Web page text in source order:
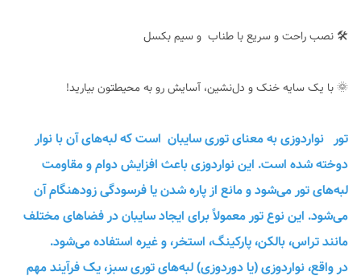
🛠 نصب راحت و سریع با طناب و سیم بکسل
🌞 با یک سایه خنک و دل‌نشین، آسایش رو به محیطتون بیارید!
تور نواردوزی به معنای توری سایبان است که لبه‌های آن با نوار
دوخته شده است. این نواردوزی باعث افزایش دوام و مقاومت
لبه‌های تور می‌شود و مانع از پاره شدن یا فرسودگی زودهنگام آن
می‌شود. این نوع تور معمولاً برای ایجاد سایبان در فضاهای مختلف
مانند تراس، بالکن، پارکینگ، استخر، و غیره استفاده می‌شود.
در واقع، نواردوزی (یا دوردوزی) لبه‌های توری سبز، یک فرآیند مهم